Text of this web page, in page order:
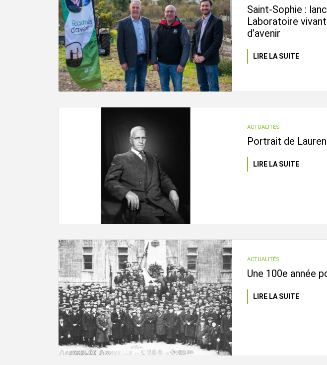
Saint-Sophie :
Laboratoire
d’avenir
LIRE LA SUITE
ACTUALITÉS
Portrait de
LIRE LA SUITE
ACTUALITÉS
Une 100e année
LIRE LA SUITE